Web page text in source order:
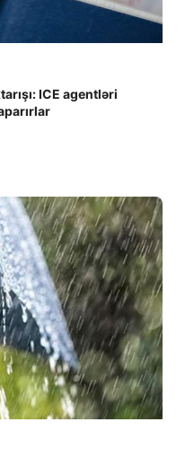
ICE agentləri